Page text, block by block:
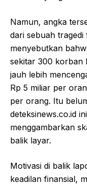
Namun, angka
dari sebuah tragedi
menyebutkan
sekitar 300 korban
jauh lebih
Rp 5 miliar per
per orang. Itu
deteksinews.co.id
menggambarkan
balik layar.
Motivasi di balik
keadilan finansial,